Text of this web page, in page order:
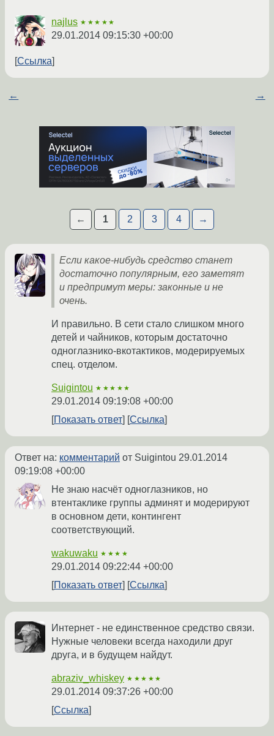
najlus ★★★★★
29.01.2014 09:15:30 +00:00
Ссылка
← →
← 1 2 3 4 →
Если какое-нибудь средство станет
достаточно популярным, его заметят
и предпримут меры: законные и не
очень.
И правильно. В сети стало слишком много
детей и чайников, которым достаточно
одноглазнико-вкотактиков, модерируемых
спец. отделом.
Suigintou ★★★★★
29.01.2014 09:19:08 +00:00
Показать ответ
Ссылка
Ответ на: комментарий от Suigintou 29.01.2014
09:19:08 +00:00
Не знаю насчёт одноглазников, но
втентаклике группы админят и модерируют
в основном дети, контингент
соответствующий.
wakuwaku ★★★★
29.01.2014 09:22:44 +00:00
Показать ответ
Ссылка
Интернет - не единственное средство связи.
Нужные человеки всегда находили друг
друга, и в будущем найдут.
abraziv_whiskey ★★★★★
29.01.2014 09:37:26 +00:00
Ссылка